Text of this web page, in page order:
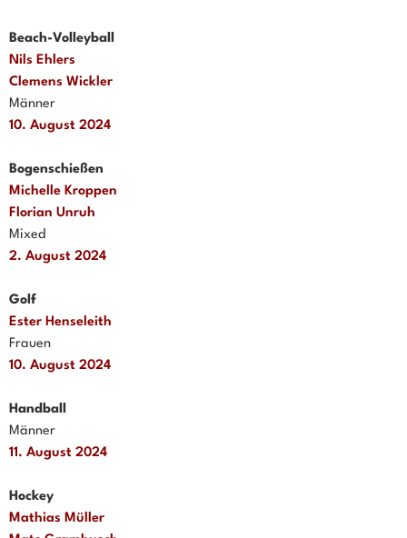
Beach-Volleyball
Nils Ehlers
Clemens Wickler
Männer
10. August 2024
Bogenschießen
Michelle Kroppen
Florian Unruh
Mixed
2. August 2024
Golf
Ester Henseleith
Frauen
10. August 2024
Handball
Männer
11. August 2024
Hockey
Mathias Müller